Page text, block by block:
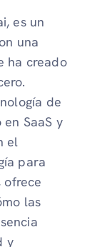
es un
una
ha creado
de
SaaS y
el
para
las
y